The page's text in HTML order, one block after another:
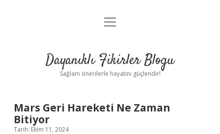
Anasayfa
Yasal Uyarı
menüyü
Dayanıklı Fikirler Blogu
Sağlam önerilerle hayatını güçlendir!
Mars Geri Hareketi Ne Zaman
Bitiyor
Tarih: Ekim 11, 2024